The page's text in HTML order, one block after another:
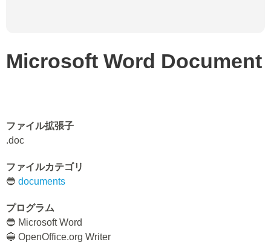
Microsoft Word Document
ファイル拡張子
.doc
ファイルカテゴリ
🔵 documents
プログラム
🔵 Microsoft Word
🔵 OpenOffice.org Writer